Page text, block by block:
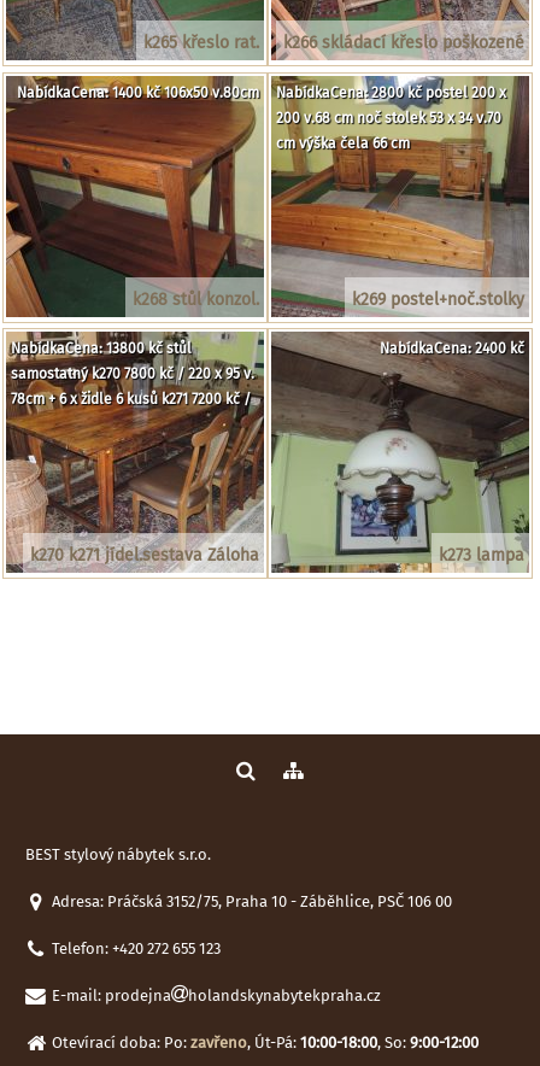
k265 křeslo rat. k266 skládací křeslo poškozené
k268 stůl konzol.
NabídkaCena: 1400 kč 106x50 v.80cm
k269 postel+noč.stolky
NabídkaCena: 2800 kč postel 200 x
200 v.68 cm noč stolek 53 x 34 v.70
cm výška čela 66 cm
k270 k271 jídel.sestava Záloha
NabídkaCena: 13800 kč stůl
samostatný k270 7800 kč / 220 x 95 v.
78cm + 6 x židle 6 kusů k271 7200 kč /
k273 lampa
NabídkaCena: 2400 kč
BEST stylový nábytek s.r.o.
Adresa: Práčská 3152/75, Praha 10 - Záběhlice, PSČ 106 00
Telefon: +420 272 655 123
E-mail: prodejna holandskynabytekpraha.cz
Otevírací doba: Po: zavřeno, Út-Pá: 10:00-18:00, So: 9:00-12:00